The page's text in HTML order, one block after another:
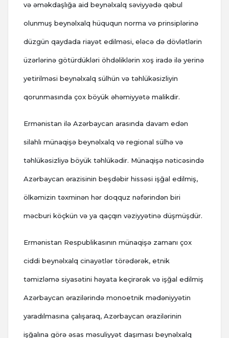
və əməkdaşlığa aid beynəlxalq səviyyədə qəbul
olunmuş beynəlxalq hüququn norma və prinsiplərinə
düzgün qaydada riayət edilməsi, eləcə də dövlətlərin
üzərlərinə götürdükləri öhdəliklərin xoş iradə ilə yerinə
yetirilməsi beynəlxalq sülhün və təhlükəsizliyin
qorunmasında çox böyük əhəmiyyətə malikdir.
Ermənistan ilə Azərbaycan arasında davam edən
silahlı münaqişə beynəlxalq və regional sülhə və
təhlükəsizliyə böyük təhlükədir. Münaqişə nəticəsində
Azərbaycan ərazisinin beşdəbir hissəsi işğal edilmiş,
ölkəmizin təxminən hər doqquz nəfərindən biri
məcburi köçkün və ya qaçqın vəziyyətinə düşmüşdür.
Ermənistan Respublikasının münaqişə zamanı çox
ciddi beynəlxalq cinayətlər törədərək, etnik
təmizləmə siyasətini həyata keçirərək və işğal edilmiş
Azərbaycan ərazilərində monoetnik mədəniyyətin
yaradılmasına çalışaraq, Azərbaycan ərazilərinin
işğalına görə əsas məsuliyyət daşıması beynəlxalq